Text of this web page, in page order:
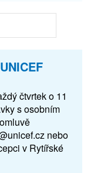
čtvrtek o 11
s osobním
nebo
v Rytířské